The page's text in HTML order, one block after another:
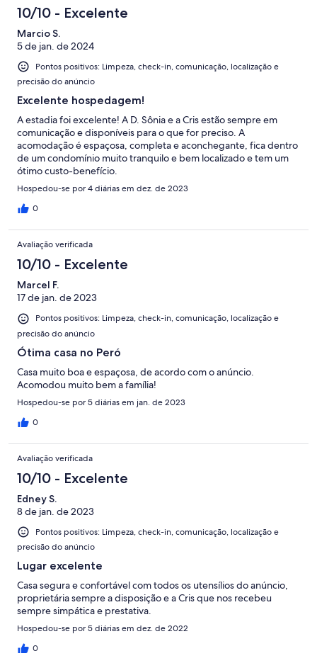
10/10 - Excelente
Marcio S.
5 de jan. de 2024
Pontos positivos: Limpeza, check-in, comunicação, localização e
precisão do anúncio
Excelente hospedagem!
A estadia foi excelente! A D. Sônia e a Cris estão sempre em
comunicação e disponíveis para o que for preciso. A
acomodação é espaçosa, completa e aconchegante, fica dentro
de um condomínio muito tranquilo e bem localizado e tem um
ótimo custo-benefício.
Hospedou-se por 4 diárias em dez. de 2023
0
Avaliação verificada
10/10 - Excelente
Marcel F.
17 de jan. de 2023
Pontos positivos: Limpeza, check-in, comunicação, localização e
precisão do anúncio
Ótima casa no Peró
Casa muito boa e espaçosa, de acordo com o anúncio.
Acomodou muito bem a família!
Hospedou-se por 5 diárias em jan. de 2023
0
Avaliação verificada
10/10 - Excelente
Edney S.
8 de jan. de 2023
Pontos positivos: Limpeza, check-in, comunicação, localização e
precisão do anúncio
Lugar excelente
Casa segura e confortável com todos os utensílios do anúncio,
proprietária sempre a disposição e a Cris que nos recebeu
sempre simpática e prestativa.
Hospedou-se por 5 diárias em dez. de 2022
0